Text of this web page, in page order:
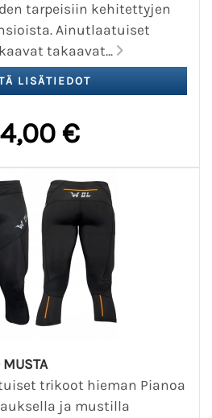
tarpeisiin kehitettyjen
Ainutlaatuiset
takaavat...
€
MUSTA
trikoot hieman Pianoa
ja mustilla